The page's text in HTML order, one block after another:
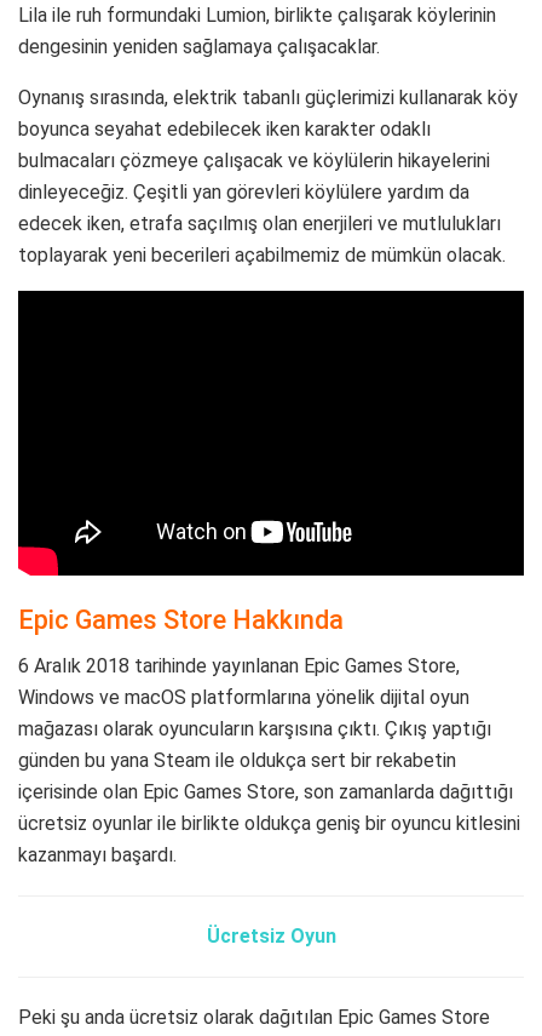
Lila ile ruh formundaki Lumion, birlikte çalışarak köylerinin
dengesinin yeniden sağlamaya çalışacaklar.
Oynanış sırasında, elektrik tabanlı güçlerimizi kullanarak köy
boyunca seyahat edebilecek iken karakter odaklı
bulmacaları çözmeye çalışacak ve köylülerin hikayelerini
dinleyeceğiz. Çeşitli yan görevleri köylülere yardım da
edecek iken, etrafa saçılmış olan enerjileri ve mutlulukları
toplayarak yeni becerileri açabilmemiz de mümkün olacak.
Epic Games Store Hakkında
6 Aralık 2018 tarihinde yayınlanan Epic Games Store,
Windows ve macOS platformlarına yönelik dijital oyun
mağazası olarak oyuncuların karşısına çıktı. Çıkış yaptığı
günden bu yana Steam ile oldukça sert bir rekabetin
içerisinde olan Epic Games Store, son zamanlarda dağıttığı
ücretsiz oyunlar ile birlikte oldukça geniş bir oyuncu kitlesini
kazanmayı başardı.
Ücretsiz Oyun
Peki şu anda ücretsiz olarak dağıtılan Epic Games Store